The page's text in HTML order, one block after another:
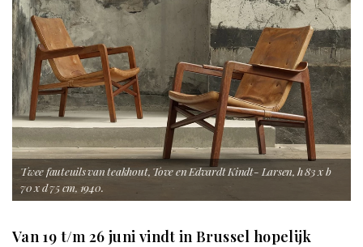
Twee fauteuils van teakhout, Tove en Edvardt Kindt- Larsen, h 83 x b
70 x d 75 cm, 1940.
Van 19 t/m 26 juni vindt in Brussel hopelijk